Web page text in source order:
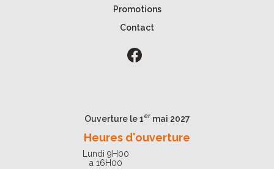
Promotions
Contact
Ouverture le 1ermai 2027
Heures d'ouverture
Lundi 9H00
a 16H00